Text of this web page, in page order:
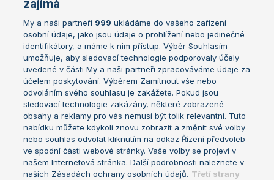
Žebříček ATP (muži)
Žebříček WTA (ženy)
Sázkařský žebříček
Australian Open
French Open
Wimbledon
US Open
Turnaj mistrů
Turnaj mistryň
Aktualní trendy
Fotbalové přestupy
Livesport Daily
zajímá
My a naši partneři 999 ukládáme do vašeho zařízení
osobní údaje, jako jsou údaje o prohlížení nebo jedinečné
identifikátory, a máme k nim přístup. Výběr Souhlasím
umožňuje, aby sledovací technologie podporovaly účely
uvedené v části My a naši partneři zpracováváme údaje za
účelem poskytování. Výběrem Zamítnout vše nebo
odvoláním svého souhlasu je zakážete. Pokud jsou
sledovací technologie zakázány, některé zobrazené
obsahy a reklamy pro vás nemusí být tolik relevantní. Tuto
nabídku můžete kdykoli znovu zobrazit a změnit své volby
nebo souhlas odvolat kliknutím na odkaz Řízení předvoleb
ve spodní části webové stránky. Vaše volby se projeví v
našem Internetová stránka. Další podrobnosti naleznete v
našich Zásadách ochrany osobních údajů. Třetí strany